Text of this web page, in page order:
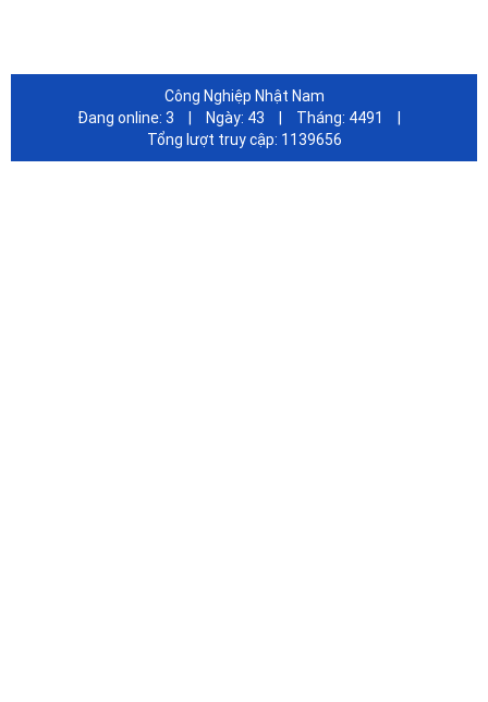
Công Nghiệp Nhật Nam
Đang online: 3 Ngày: 43 Tháng: 4491
Tổng lượt truy cập: 1139656